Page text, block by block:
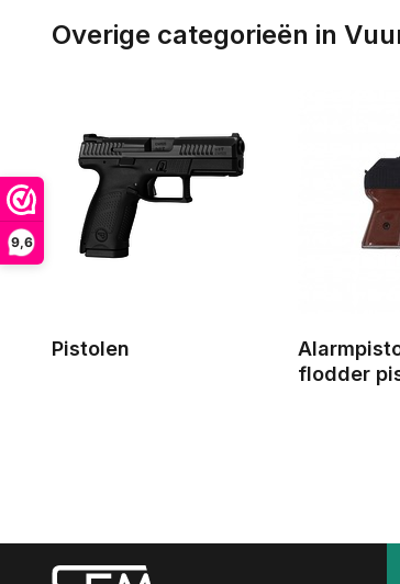
9,6
Overige categorieën in
Pistolen
flodder